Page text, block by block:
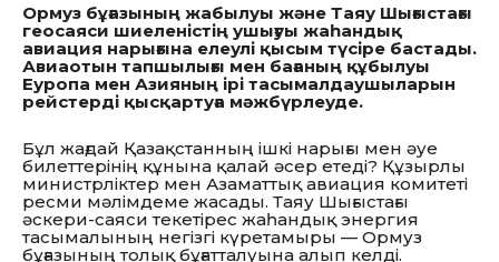
Ормуз бұғазының жабылуы және Таяу Шығыстағы
геосаяси шиеленістің ушығуы жаһандық
авиация нарығына елеулі қысым түсіре бастады.
Авиаотын тапшылығы мен бағаның құбылуы
Еуропа мен Азияның ірі тасымалдаушыларын
рейстерді қысқартуға мәжбүрлеуде.
Бұл жағдай Қазақстанның ішкі нарығы мен әуе
билеттерінің құнына қалай әсер етеді? Құзырлы
министрліктер мен Азаматтық авиация комитеті
ресми мәлімдеме жасады. Таяу Шығыстағы
әскери-саяси текетірес жаһандық энергия
тасымалының негізгі күретамыры — Ормуз
бұғазының толық бұғатталуына алып келді.